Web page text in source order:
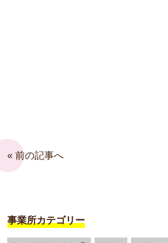
« 前の記事へ
事業所カテゴリー